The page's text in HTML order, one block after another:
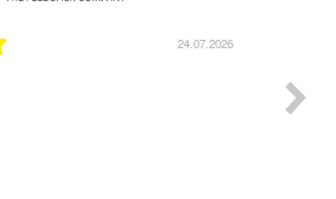
18.07.2026
une personne disponible, à